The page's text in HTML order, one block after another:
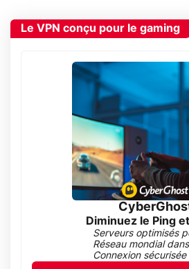
Le VPN conçu pour le gaming
Diminuez le Ping
Serveurs optimisés
Réseau mondial
Connexion